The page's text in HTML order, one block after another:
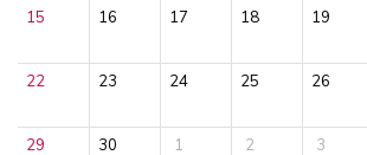
15 16 17 18 19
22 23 24 25 26
29 30 1 2 3